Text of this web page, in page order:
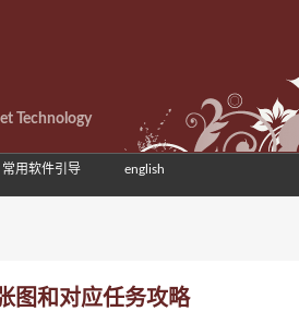
Technology
常用软件引导 english
图和对应任务攻略